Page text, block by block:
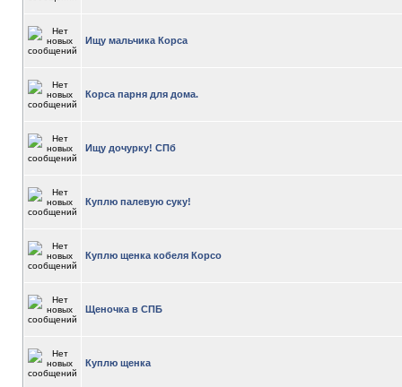
Ищу мальчика Корса
Корса парня для дома.
Ищу дочурку! СПб
Куплю палевую суку!
Куплю щенка кобеля Корсо
Щеночка в СПБ
Куплю щенка